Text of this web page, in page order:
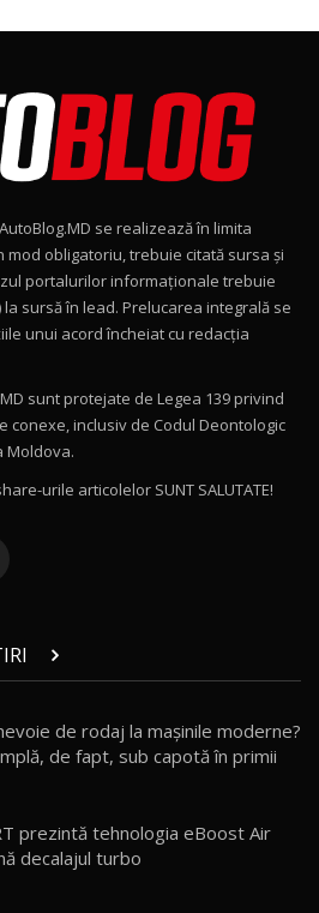
EX2 / Test Drive AutoBlog.MD
AMG E 53 HYBRID 4MATIC+ / Test
ES90 / Test Drive AutoBlog.MD
HS / Test Drive AutoBlog.MD
aventura cu luxul / AutoBlog.MD
face lumea să se întoarcă după el
se realizează în limita
mod obligatoriu, trebuie citată sursa și
portalurilor informaționale trebuie
la sursă în lead. Prelucarea integrală se
unui acord încheiat cu redacţia
sunt protejate de Legea 139 privind
conexe, inclusiv de Codul Deontologic
Moldova.
urile articolelor SUNT SALUTATE!
de rodaj la mașinile moderne?
de fapt, sub capotă în primii
prezintă tehnologia eBoost Air
decalajul turbo